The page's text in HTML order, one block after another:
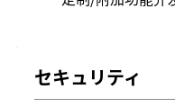
セキュリティ